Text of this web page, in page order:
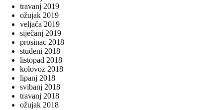
travanj 2019
ožujak 2019
veljača 2019
siječanj 2019
prosinac 2018
studeni 2018
listopad 2018
kolovoz 2018
lipanj 2018
svibanj 2018
travanj 2018
ožujak 2018